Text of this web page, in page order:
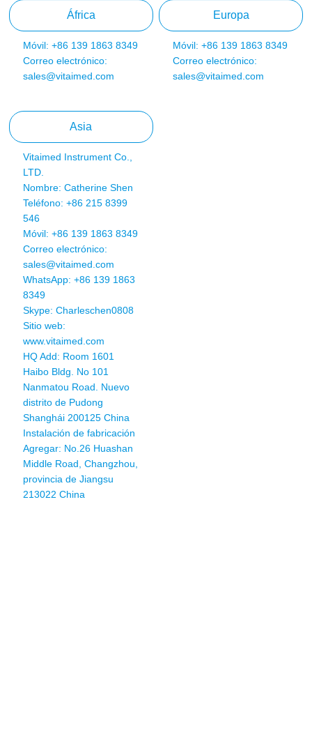
África
Móvil: +86 139 1863 8349
Correo electrónico:
sales@vitaimed.com
Europa
Móvil: +86 139 1863 8349
Correo electrónico:
sales@vitaimed.com
Asia
Vitaimed Instrument Co.,
LTD.
Nombre: Catherine Shen
Teléfono: +86 215 8399
546
Móvil: +86 139 1863 8349
Correo electrónico:
sales@vitaimed.com
WhatsApp:+86 139 1863
8349
Skype: Charleschen0808
Sitio web:
www.vitaimed.com
HQ Add: Room 1601
Haibo Bldg. No 101
Nanmatou Road. Nuevo
distrito de Pudong
Shanghái 200125 China
Instalación de fabricación
Agregar: No.26 Huashan
Middle Road, Changzhou,
provincia de Jiangsu
213022 China